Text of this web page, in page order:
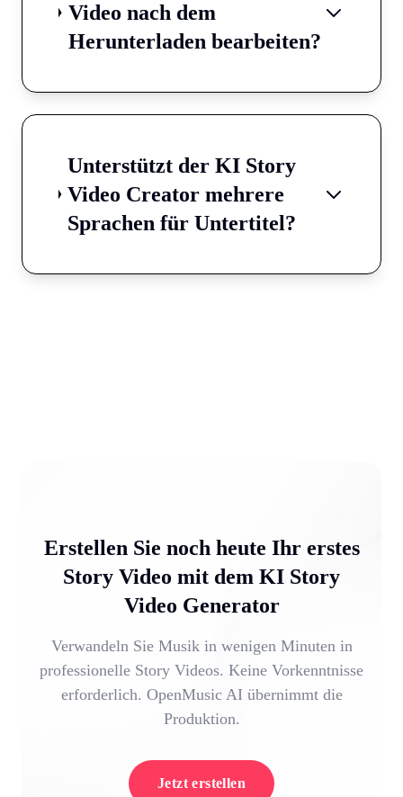
Video nach dem
Herunterladen bearbeiten?
Unterstützt der KI Story
Video Creator mehrere
Sprachen für Untertitel?
Erstellen Sie noch heute Ihr erstes
Story Video mit dem KI Story
Video Generator
Verwandeln Sie Musik in wenigen Minuten in
professionelle Story Videos. Keine Vorkenntnisse
erforderlich. OpenMusic AI übernimmt die
Produktion.
Jetzt erstellen